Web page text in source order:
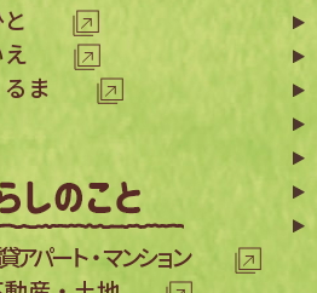
るま
アパート・マンション